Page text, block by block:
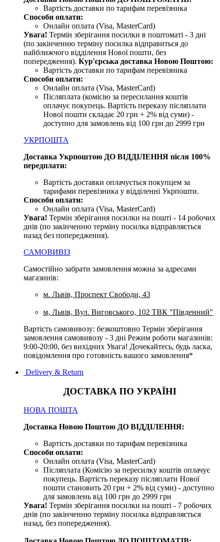
Вартість доставки по тарифам перевізника
Способи оплати:
Онлайн оплата (Visa, MasterCard)
Увага! Термін зберігання посилки в поштоматі - 3 дні
(по закінченню терміну посилка відправиться до
найближчого відділення Нової пошти, без
попередження). Кур'єрська доставка Новою Поштою:
Вартість доставки по тарифам перевізника
Способи оплати:
Онлайн оплата (Visa, MasterCard)
Післяплата (комісію за пересилання коштів
оплачує покупець. Вартість переказу післяплати
Нової пошти складає 20 грн + 2% від суми) -
доступно для замовлень від 100 грн до 2999 грн
УКРПОШТА
Доставка Укрпоштою ДО ВІДДІЛЕННЯ після 100%
передплати:
Вартість доставки оплачується покупцем за
тарифами перевізника у відділенні Укрпошти.
Способи оплати:
Онлайн оплата (Visa, MasterCard)
Увага! Термін зберігання посилки на пошті - 14 робочих
днів (по закінченню терміну посилка відправляється
назад без попередження).
САМОВИВІЗ
Самостійно забрати замовлення можна за адресами
магазинів:
м. Львів, Проспект Свободи, 43
м, Львів, Вул. Виговського, 102 ТВК "Південний"
Вартість самовивозу: безкоштовно Термін зберігання
замовлення самовивозу - 3 дні Режим роботи магазинів:
9:00-20:00, без вихідних Увага! Дочекайтесь, будь ласка,
повідомлення про готовність вашого замовлення*
Delivery & Return
ДОСТАВКА ПО УКРАЇНІ
НОВА ПОШТА
Доставка Новою Поштою ДО ВІДДІЛЕННЯ:
Вартість доставки по тарифам перевізника
Способи оплати:
Онлайн оплата (Visa, MasterCard)
Післяплата (Комісію за пересилку коштів оплачує
покупець. Вартість переказу післяплати Нової
пошти становить 20 грн + 2% від суми) - доступно
для замовлень від 100 грн до 2999 грн
Увага! Термін зберігання посилки на пошті - 7 робочих
днів (по закінченню терміну посилка відправляється
назад, без попередження).